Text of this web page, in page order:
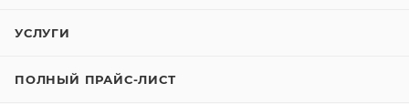
УСЛУГИ
ПОЛНЫЙ ПРАЙС-ЛИСТ